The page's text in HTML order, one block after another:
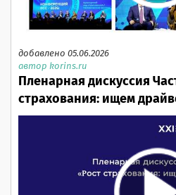
добавлено 05.06.2026
автор korins.ru
Пленарная дискуссия
страхования: ищем